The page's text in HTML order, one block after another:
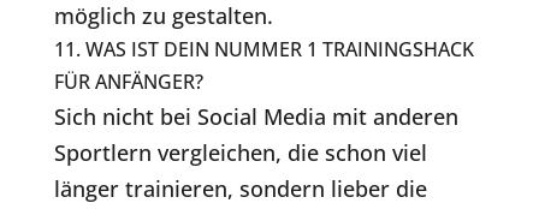
möglich zu gestalten.
11. WAS IST DEIN NUMMER 1 TRAININGSHACK
FÜR ANFÄNGER?
Sich nicht bei Social Media mit anderen
Sportlern vergleichen, die schon viel
länger trainieren, sondern lieber die